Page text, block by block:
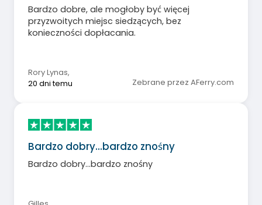
Bardzo dobre, ale mogłoby być więcej
przyzwoitych miejsc siedzących, bez
konieczności dopłacania.
Rory Lynas,
20 dni temu
Zebrane przez AFerry.com
Bardzo dobry...bardzo znośny
Bardzo dobry...bardzo znośny